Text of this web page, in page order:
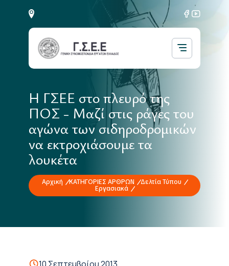
H ΓΣΕΕ στο πλευρό της
ΠΟΣ - Μαζί στις ράγες του
αγώνα των σιδηροδρομικών
να εκτροχιάσουμε τα
λουκέτα
Αρχική ΚΑΤΗΓΟΡΙΕΣ ΑΡΘΡΩΝ
Δελτία Τύπου
Εργασιακά